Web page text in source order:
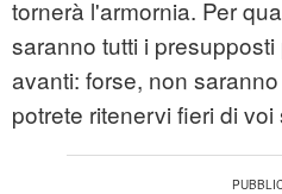
tornerà l'armornia. Per
saranno tutti i
avanti: forse, non
potrete ritenervi fieri di voi